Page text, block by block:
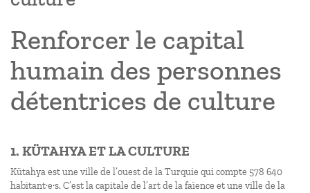
Renforcer le capital
humain des personnes
détentrices de culture
1. KÜTAHYA ET LA CULTURE
Kütahya est une ville de l’ouest de la Turquie qui compte 578 640
habitant·e·s. C’est la capitale de l’art de la faïence et une ville de la